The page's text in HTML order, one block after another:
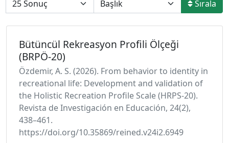
Sırala
Bütüncül Rekreasyon Profili Ölçeği
(BRPÖ-20)
Özdemir, A. S. (2026). From behavior to identity in
recreational life: Development and validation of
the Holistic Recreation Profile Scale (HRPS-20).
Revista de Investigación en Educación, 24(2),
438–461.
https://doi.org/10.35869/reined.v24i2.6949